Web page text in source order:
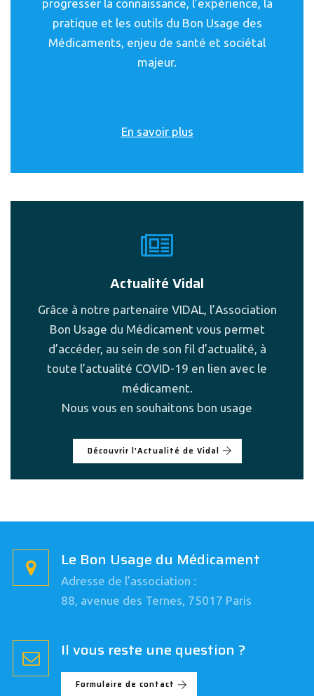
progresser la connaissance, l’expérience, la
pratique et les outils du Bon Usage des
Médicaments, enjeu de santé et sociétal
majeur.
En savoir plus
Actualité Vidal
Grâce à notre partenaire VIDAL, l’Association
Bon Usage du Médicament vous permet
d’accéder, au sein de son fil d’actualité, à
toute l’actualité COVID-19 en lien avec le
médicament.
Nous vous en souhaitons bon usage
Découvrir l'Actualité de Vidal
Le Bon Usage du Médicament
Adresse de l’association :
88, avenue des Ternes, 75017 Paris
Il vous reste une question ?
Formulaire de contact